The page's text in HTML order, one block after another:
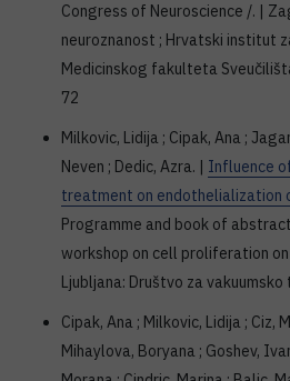
Congress of Neuroscience /. |
neuroznanost ; Hrvatski institut
Medicinskog fakulteta
72
Milkovic, Lidija ; Cipak, Ana ;
Neven ; Dedic, Azra. | Influence
treatment on endothelialization
Programme and book of
workshop on cell proliferation
Ljubljana: Društvo za
Cipak, Ana ; Milkovic, Lidija ; Ciz,
Mihaylova, Boryana ; Goshev,